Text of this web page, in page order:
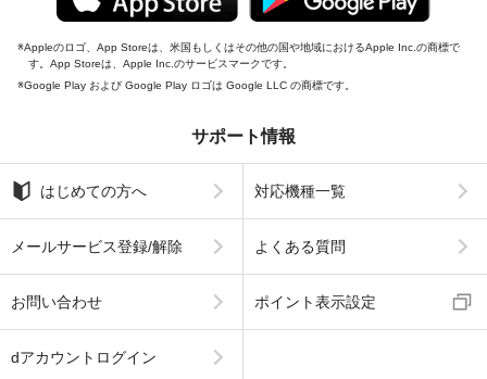
Appleのロゴ、App Storeは、米国もしくはその他の国や地域におけるApple Inc.の商標で
す。App Storeは、Apple Inc.のサービスマークです。
Google Play および Google Play ロゴは Google LLC の商標です。
サポート情報
はじめての方へ 対応機種一覧
メールサービス登録/解除 よくある質問
お問い合わせ ポイント表示設定
dアカウントログイン